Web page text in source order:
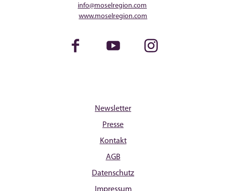
info@moselregion.com
www.moselregion.com
Facebook Youtube Instagram
Newsletter
Presse
Kontakt
AGB
Datenschutz